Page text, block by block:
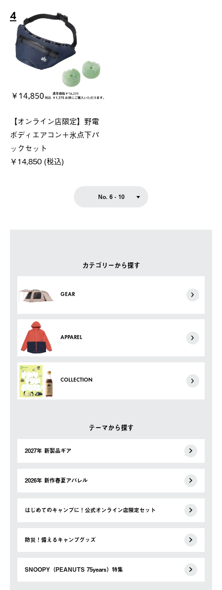
カテゴリーから探す
GEAR
APPAREL
COLLECTION
テーマから探す
2027年 新製品ギア
2026年 新作春夏アパレル
はじめてのキャンプに！公式オンライン店限定セット
防災！備えるキャンプグッズ
SNOOPY（PEANUTS 75years）特集
4
【オンライン店限定】野電
ボディエアコン＋氷点下パ
ックセット
￥14,850 (税込)
No. 6 - 10